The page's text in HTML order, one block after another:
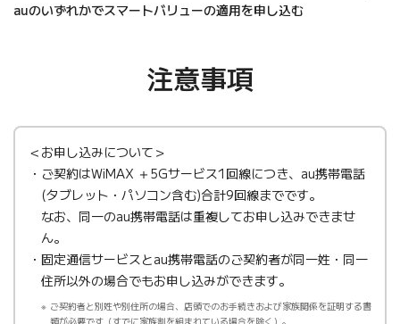
auのいずれかでスマートバリューの適用を申し込む
注意事項
＜お申し込みについて＞
ご契約はWiMAX ＋5Gサービス1回線につき、au携帯電話
(タブレット・パソコン含む)合計9回線までです。
なお、同一のau携帯電話は重複してお申し込みできませ
ん。
固定通信サービスとau携帯電話のご契約者が同一姓・同一
住所以外の場合でもお申し込みができます。
ご契約者と別姓や別住所の場合、店頭でのお手続きおよび家族関係を証明する書
類が必要です（すでに家族割を組まれている場合を除く）。